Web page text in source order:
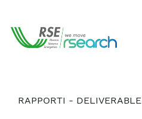
RAPPORTI - DELIVERABLE